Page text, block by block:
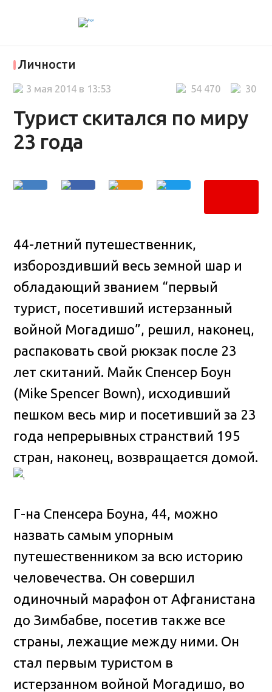
Личности
Турист скитался по миру
23 года
30
54 470
3 мая 2014 в 13:53
44-летний путешественник,
избороздивший весь земной шар и
обладающий званием “первый
турист, посетивший истерзанный
войной Могадишо”, решил, наконец,
распаковать свой рюкзак после 23
лет скитаний. Майк Спенсер Боун
(Mike Spencer Bown), исходивший
пешком весь мир и посетивший за 23
года непрерывных странствий 195
стран, наконец, возвращается домой.
Г-на Спенсера Боуна, 44, можно
назвать самым упорным
путешественником за всю историю
человечества. Он совершил
одиночный марафон от Афганистана
до Зимбабве, посетив также все
страны, лежащие между ними. Он
стал первым туристом в
истерзанном войной Могадишо, во